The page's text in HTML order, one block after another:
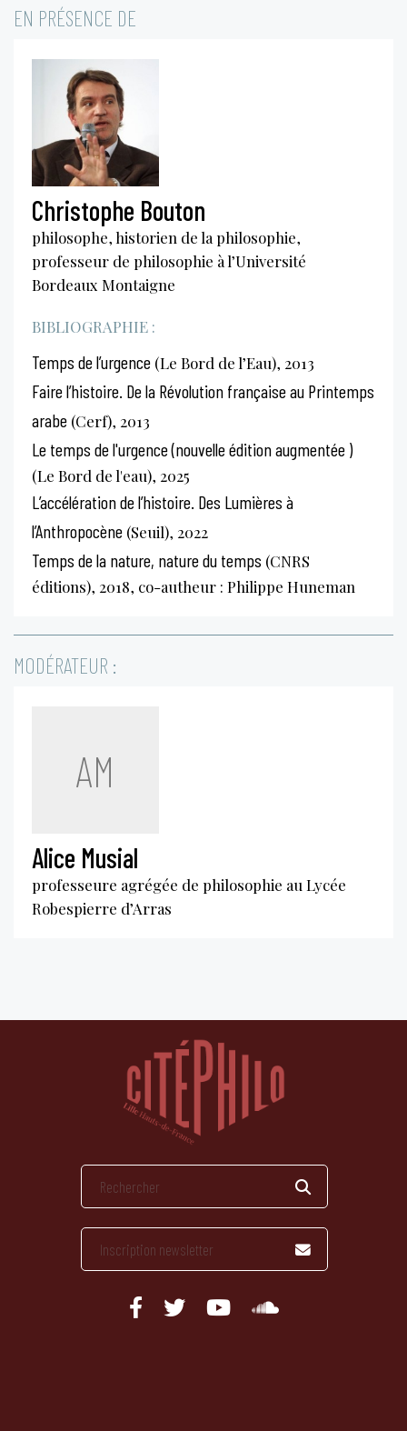
EN PRÉSENCE DE
Christophe Bouton
philosophe, historien de la philosophie,
professeur de philosophie à l’Université
Bordeaux Montaigne
BIBLIOGRAPHIE :
Temps de l’urgence (Le Bord de l’Eau), 2013
Faire l’histoire. De la Révolution française au Printemps
arabe (Cerf), 2013
Le temps de l'urgence (nouvelle édition augmentée )
(Le Bord de l'eau), 2025
L’accélération de l’histoire. Des Lumières à
l’Anthropocène (Seuil), 2022
Temps de la nature, nature du temps (CNRS
éditions), 2018, co-autheur : Philippe Huneman
MODÉRATEUR :
AM
Alice Musial
professeure agrégée de philosophie au Lycée
Robespierre d’Arras